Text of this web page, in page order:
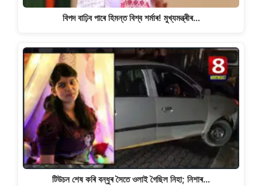
বিপদ বাঢ়িব পাৰে হিমন্ত বিশ্ব শৰ্মাৰ! মুখ্যমন্ত্ৰীৰ…
টিউচন শেষ কৰি বন্ধুৰ সৈতে ওলাই গৈছিল নিহা; নিশাৰ…